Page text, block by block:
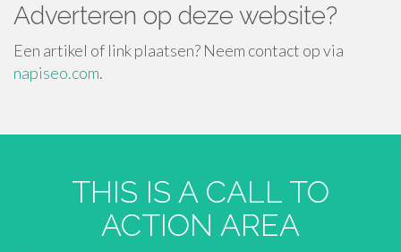
Adverteren op deze website?
Een artikel of link plaatsen? Neem contact op via
napiseo.com.
THIS IS A CALL TO
ACTION AREA